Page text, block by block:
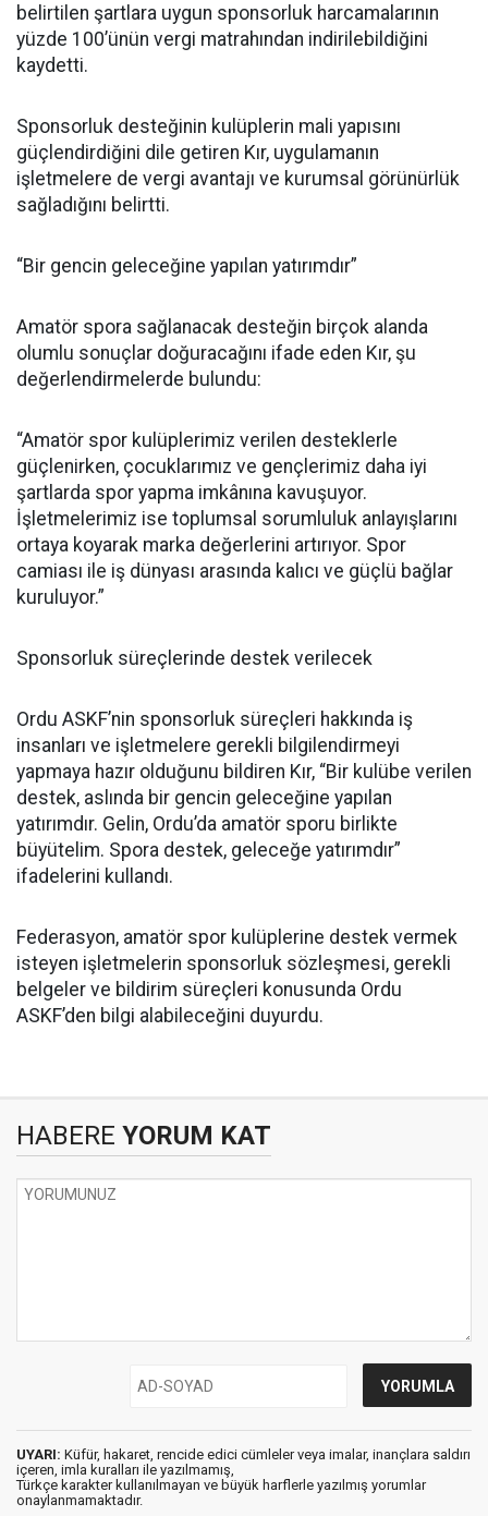
belirtilen şartlara uygun sponsorluk harcamalarının
yüzde 100’ünün vergi matrahından indirilebildiğini
kaydetti.
Sponsorluk desteğinin kulüplerin mali yapısını
güçlendirdiğini dile getiren Kır, uygulamanın
işletmelere de vergi avantajı ve kurumsal görünürlük
sağladığını belirtti.
“Bir gencin geleceğine yapılan yatırımdır”
Amatör spora sağlanacak desteğin birçok alanda
olumlu sonuçlar doğuracağını ifade eden Kır, şu
değerlendirmelerde bulundu:
“Amatör spor kulüplerimiz verilen desteklerle
güçlenirken, çocuklarımız ve gençlerimiz daha iyi
şartlarda spor yapma imkânına kavuşuyor.
İşletmelerimiz ise toplumsal sorumluluk anlayışlarını
ortaya koyarak marka değerlerini artırıyor. Spor
camiası ile iş dünyası arasında kalıcı ve güçlü bağlar
kuruluyor.”
Sponsorluk süreçlerinde destek verilecek
Ordu ASKF’nin sponsorluk süreçleri hakkında iş
insanları ve işletmelere gerekli bilgilendirmeyi
yapmaya hazır olduğunu bildiren Kır, “Bir kulübe verilen
destek, aslında bir gencin geleceğine yapılan
yatırımdır. Gelin, Ordu’da amatör sporu birlikte
büyütelim. Spora destek, geleceğe yatırımdır”
ifadelerini kullandı.
Federasyon, amatör spor kulüplerine destek vermek
isteyen işletmelerin sponsorluk sözleşmesi, gerekli
belgeler ve bildirim süreçleri konusunda Ordu
ASKF’den bilgi alabileceğini duyurdu.
HABERE YORUM KAT
UYARI: Küfür, hakaret, rencide edici cümleler veya imalar, inançlara saldırı
içeren, imla kuralları ile yazılmamış,
Türkçe karakter kullanılmayan ve büyük harflerle yazılmış yorumlar
onaylanmamaktadır.